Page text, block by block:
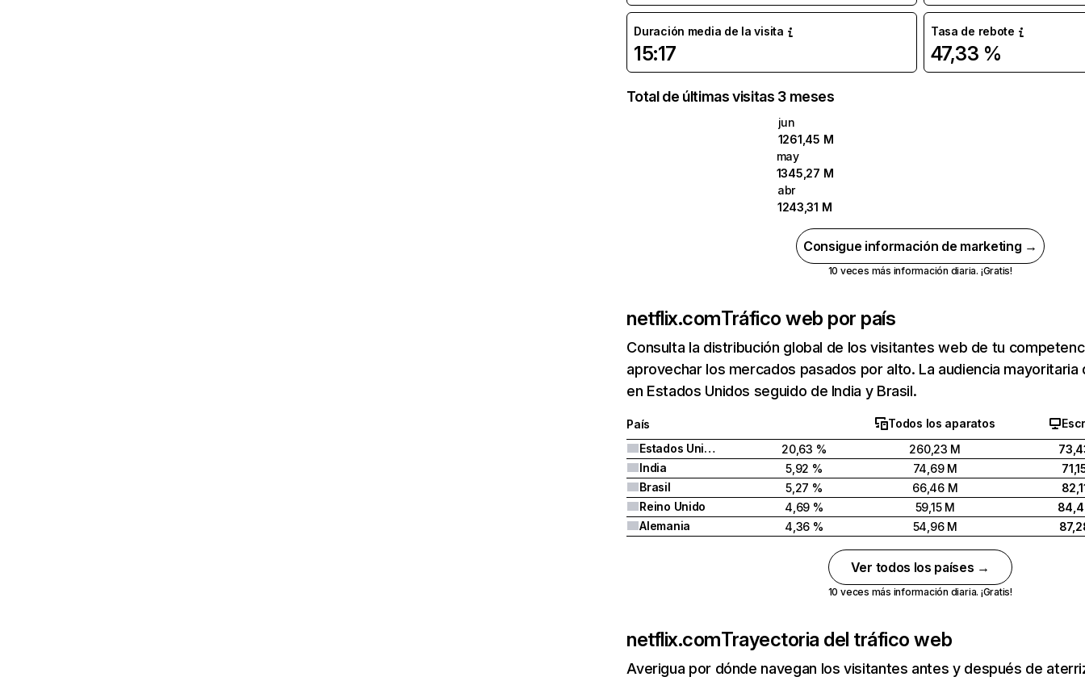
Duración media de la visita
15:17
Tasa de rebote
47,33 %
Total de últimas visitas 3 meses
jun
1261,45 M
may
1345,27 M
abr
1243,31 M
Consigue información de marketing →
10 veces más información diaria. ¡Gratis!
netflix.comTráfico web por país
Consulta la distribución global de los visitantes web de tu
aprovechar los mercados pasados por alto. La audiencia
en Estados Unidos seguido de India y Brasil.
País Todos los aparatos
Estados Unidos
20,63 % 260,23 M
India
5,92 % 74,69 M
Brasil
5,27 % 66,46 M
Reino Unido
4,69 % 59,15 M
Alemania
4,36 % 54,96 M
Ver todos los países →
10 veces más información diaria. ¡Gratis!
netflix.comTrayectoria del tráfico web
Averigua por dónde navegan los visitantes antes y después de